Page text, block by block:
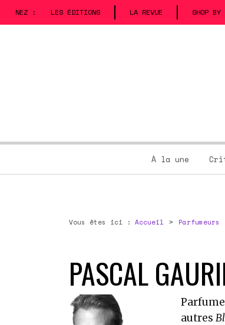
NEZ : LES ÉDITIONS LA REVUE SHOP BY
À la une
Vous êtes ici : Accueil Parfumeurs
PASCAL
autres